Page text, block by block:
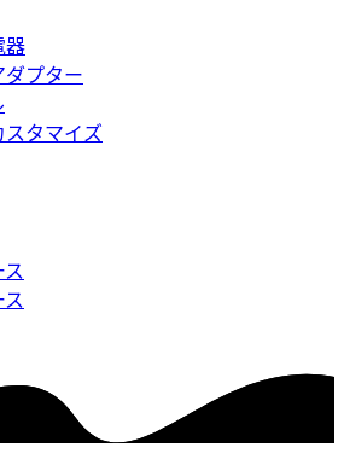
器
ダプター
スタマイズ